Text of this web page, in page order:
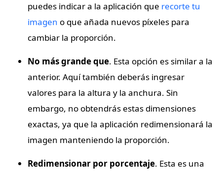
puedes indicar a la aplicación que recorte tu
imagen o que añada nuevos píxeles para
cambiar la proporción.
No más grande que. Esta opción es similar a la
anterior. Aquí también deberás ingresar
valores para la altura y la anchura. Sin
embargo, no obtendrás estas dimensiones
exactas, ya que la aplicación redimensionará la
imagen manteniendo la proporción.
Redimensionar por porcentaje. Esta es una